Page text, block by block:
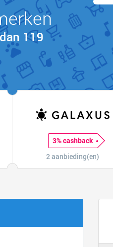
119
3% cashback
2 aanbieding(en)